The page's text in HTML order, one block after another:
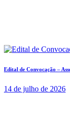
Edital de Convocação –
14 de julho de 2026